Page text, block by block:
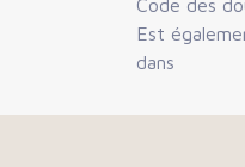
Code des
Est
dans